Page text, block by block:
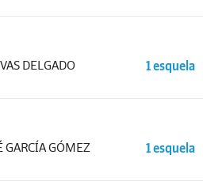
DELGADO 1 esquela
GARCÍA GÓMEZ 1 esquela